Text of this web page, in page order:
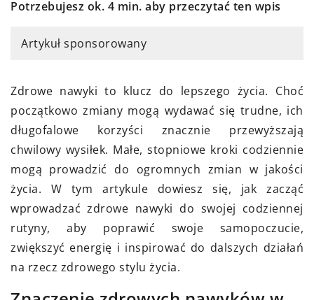
Potrzebujesz ok. 4 min. aby przeczytać ten wpis
Artykuł sponsorowany
Zdrowe nawyki to klucz do lepszego życia. Choć
początkowo zmiany mogą wydawać się trudne, ich
długofalowe korzyści znacznie przewyższają
chwilowy wysiłek. Małe, stopniowe kroki codziennie
mogą prowadzić do ogromnych zmian w jakości
życia. W tym artykule dowiesz się, jak zacząć
wprowadzać zdrowe nawyki do swojej codziennej
rutyny, aby poprawić swoje samopoczucie,
zwiększyć energię i inspirować do dalszych działań
na rzecz zdrowego stylu życia.